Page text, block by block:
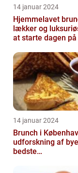
14 januar 2024
Hjemmelavet
lækker og
at starte dagen på
14 januar 2024
Brunch i
udforskning af
bedste